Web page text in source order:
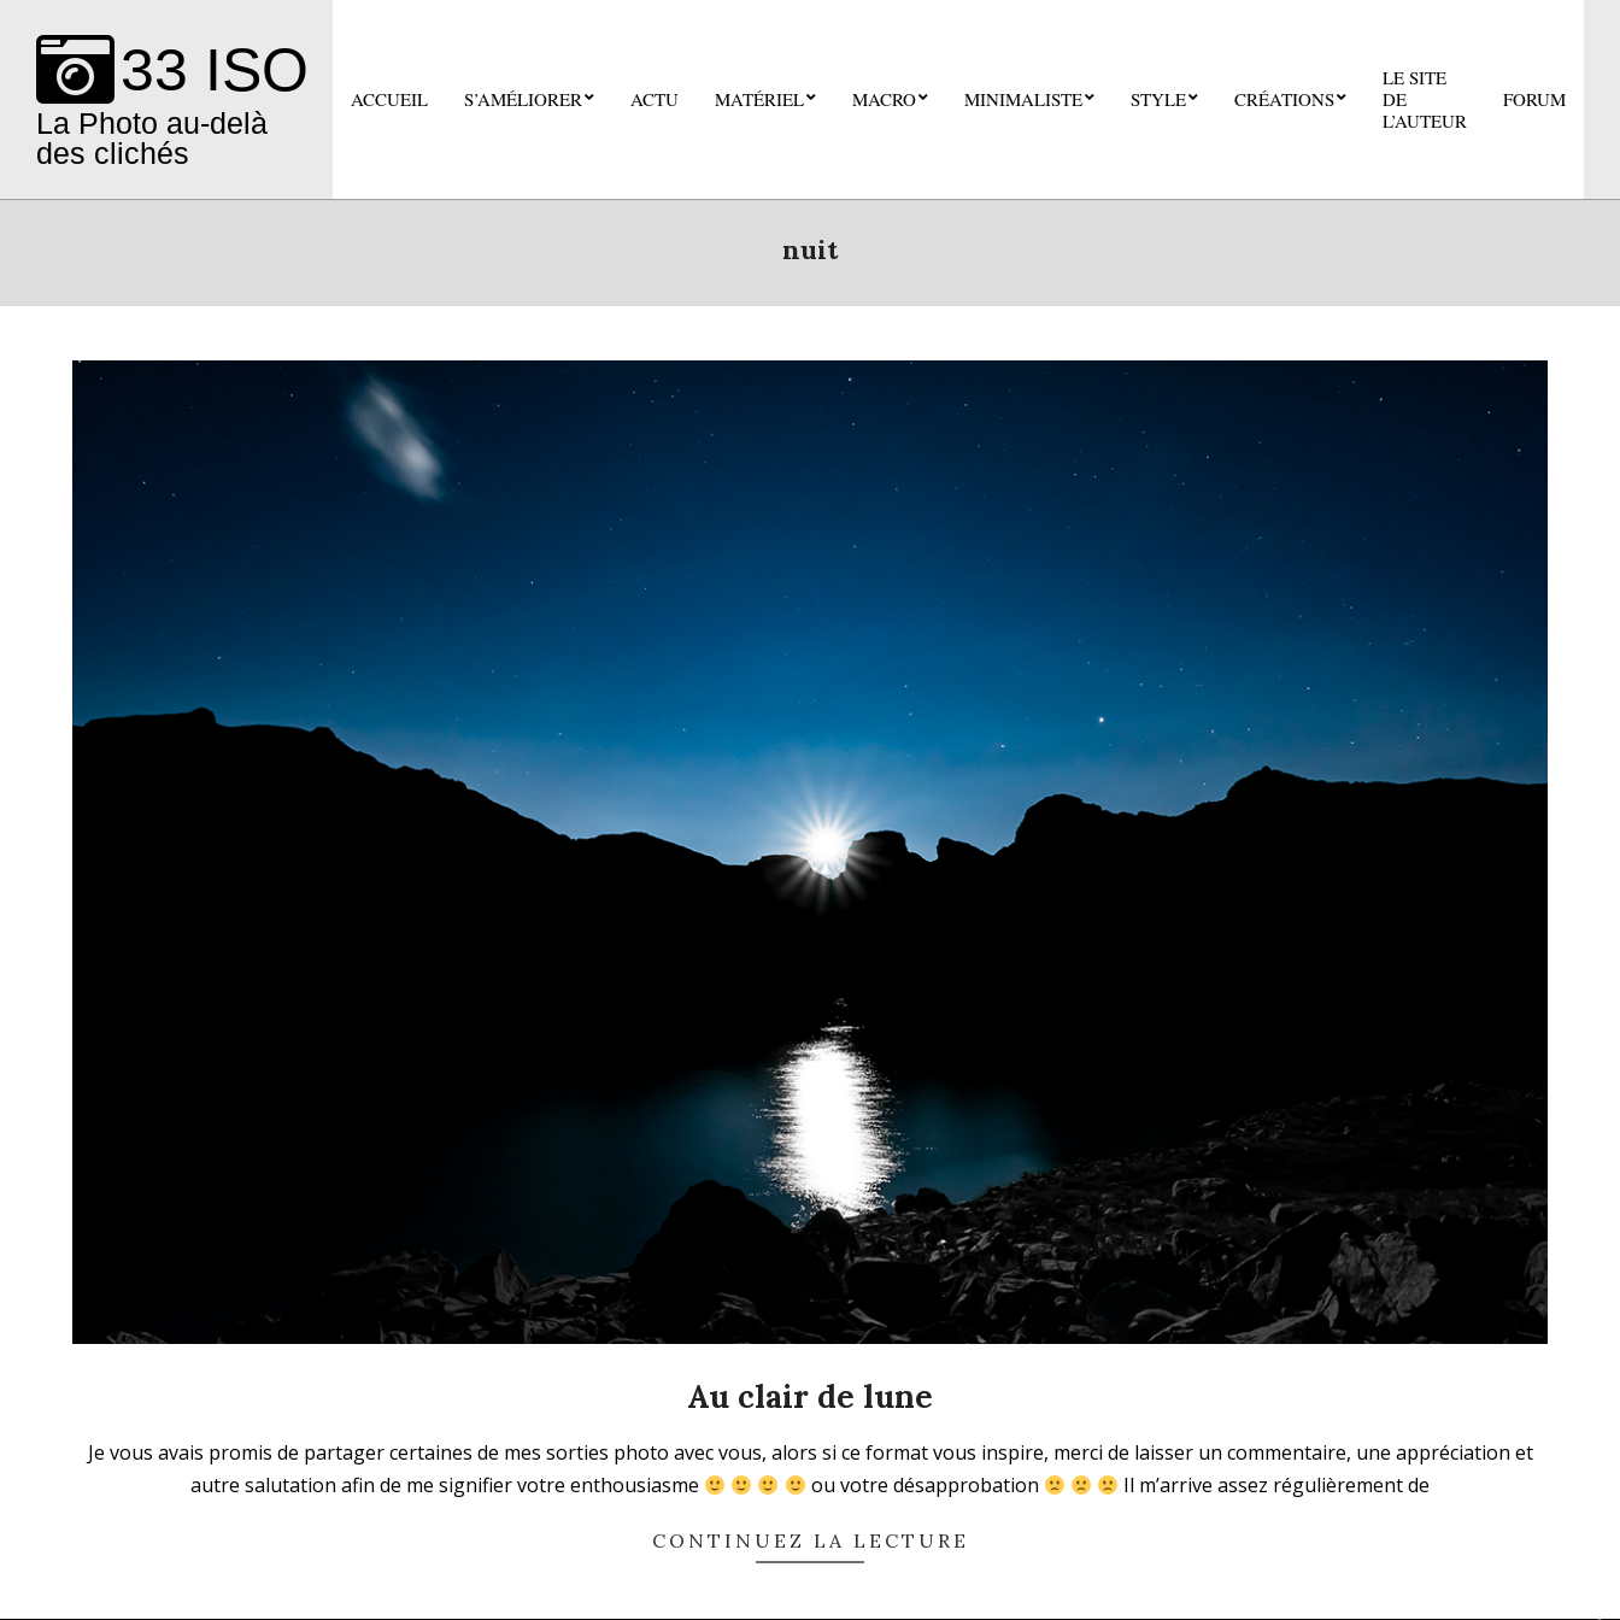
content
33 ISO
La Photo au-delà
des clichés
ACCUEIL S’AMÉLIORER ACTU MATÉRIEL MACRO MINIMALISTE STYLE CRÉATIONS
LE SITE
DE
L’AUTEUR
FORUM
nuit
Au clair de lune
09-
Je vous avais promis de partager certaines de mes sorties photo avec vous, alors si ce format vous inspire, merci de laisser un commentaire, une appréciation et
autre salutation afin de me signifier votre enthousiasme
ou votre désapprobation Il m’arrive assez régulièrement de
CONTINUEZ LA LECTURE